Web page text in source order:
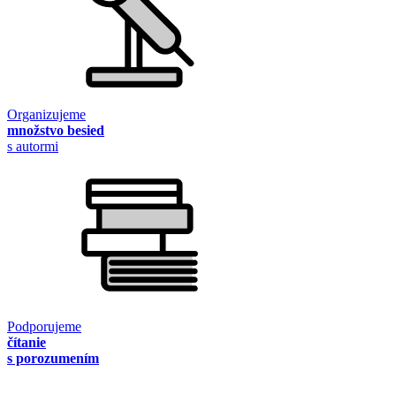
Organizujeme
množstvo besied
s autormi
Podporujeme
čítanie
s porozumením